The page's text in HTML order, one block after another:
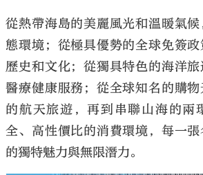
從熱帶海島的美麗風光和溫暖氣
態環境；從極具優勢的全球免簽
歷史和文化；從獨具特色的海洋
醫療健康服務；從全球知名的購
的航天旅遊，再到串聯山海的兩
全、高性價比的消費環境，每一
的獨特魅力與無限潛力。